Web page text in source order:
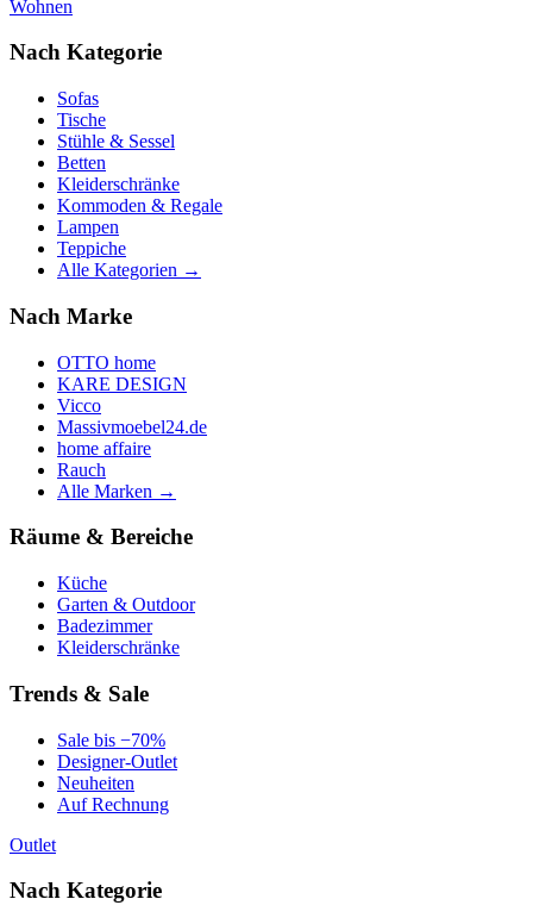
Wohnen
Nach Kategorie
Sofas
Tische
Stühle & Sessel
Betten
Kleiderschränke
Kommoden & Regale
Lampen
Teppiche
Alle Kategorien →
Nach Marke
OTTO home
KARE DESIGN
Vicco
Massivmoebel24.de
home affaire
Rauch
Alle Marken →
Räume & Bereiche
Küche
Garten & Outdoor
Badezimmer
Kleiderschränke
Trends & Sale
Sale bis −70%
Designer-Outlet
Neuheiten
Auf Rechnung
Outlet
Nach Kategorie